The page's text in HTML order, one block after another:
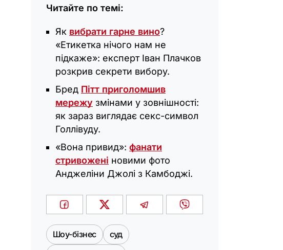
Читайте по темі:
Як вибрати гарне вино?
«Етикетка нічого нам не
підкаже»: експерт Іван Плачков
розкрив секрети вибору.
Бред Пітт приголомшив
мережу змінами у зовнішності:
як зараз виглядає секс-символ
Голлівуду.
«Вона привид»: фанати
стривожені новими фото
Анджеліни Джолі з Камбоджі.
Шоу-бізнес
суд